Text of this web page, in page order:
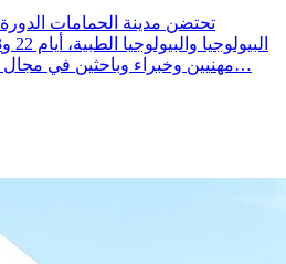
مهنيين وخبراء وباحثين في مجال البيولوجيا الطبية من مختلف…